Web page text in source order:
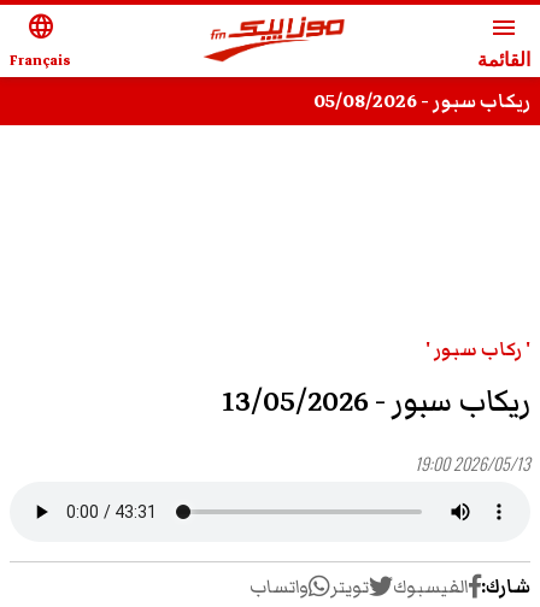
menu
القائمة
language
Français
ريكاب سبور - 05/08/2026
' ركاب سبور '
ريكاب سبور - 13/05/2026
2026/05/13 19:00
شارك: الفيسبوك تويتر واتساب